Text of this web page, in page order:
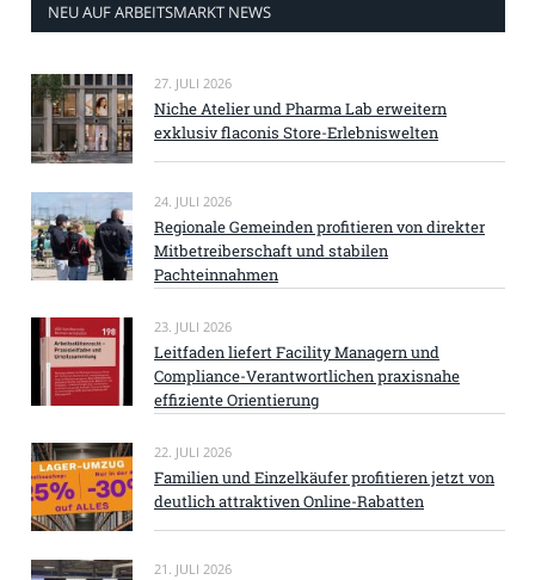
NEU AUF ARBEITSMARKT NEWS
27. JULI 2026
Niche Atelier und Pharma Lab erweitern
exklusiv flaconis Store-Erlebniswelten
24. JULI 2026
Regionale Gemeinden profitieren von direkter
Mitbetreiberschaft und stabilen
Pachteinnahmen
23. JULI 2026
Leitfaden liefert Facility Managern und
Compliance-Verantwortlichen praxisnahe
effiziente Orientierung
22. JULI 2026
Familien und Einzelkäufer profitieren jetzt von
deutlich attraktiven Online-Rabatten
21. JULI 2026